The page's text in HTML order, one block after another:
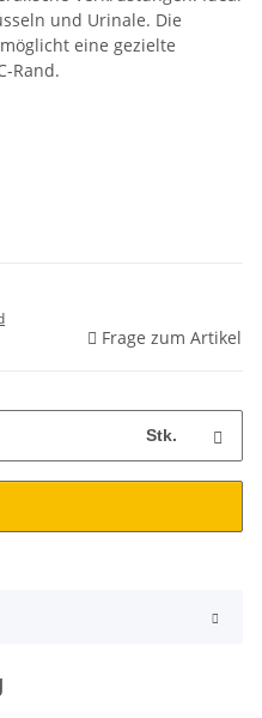
und Urinale. Die
eine gezielte
Rand.
Frage zum Artikel
Stk.